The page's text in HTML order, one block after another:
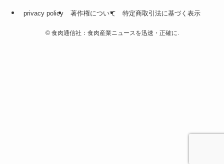
privacy policy 著作権について 特定商取引法に基づく表示
©食肉通信社：食肉産業ニュースを迅速・正確に.